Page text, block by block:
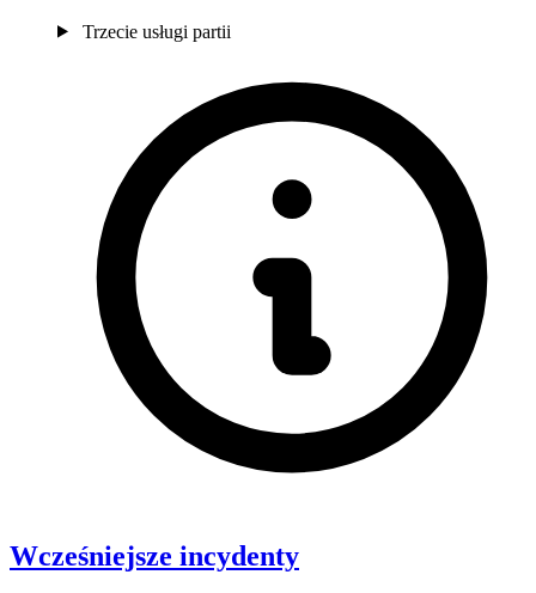
Trzecie usługi partii
Wcześniejsze incydenty